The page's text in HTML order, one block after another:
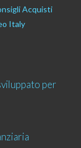
Acquisti
Italy
per